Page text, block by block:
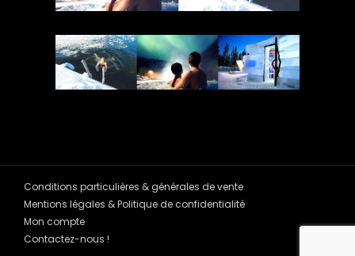
Conditions particulières & générales de vente
Mentions légales & Politique de confidentialité
Mon compte
Contactez-nous !